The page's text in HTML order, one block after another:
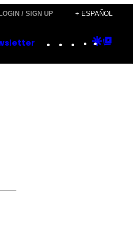
/ SIGN UP + ESPAÑOL
Instagram
TikTok
YouTube
Google